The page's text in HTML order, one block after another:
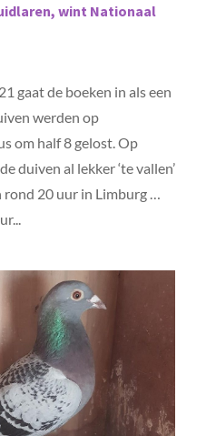
wint Nationaal
gaat de boeken in als een
werden op
om half 8 gelost. Op
duiven al lekker ‘te vallen’
20 uur in Limburg …